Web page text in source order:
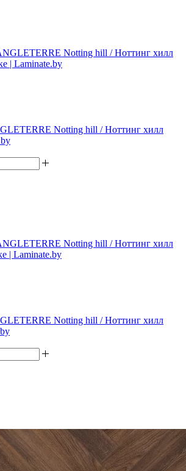
Notting hill / Ноттинг хилл
Notting hill / Ноттинг хилл